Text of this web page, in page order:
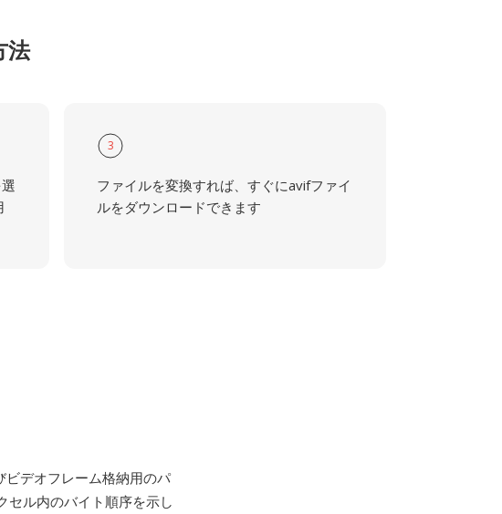
法
3
ファイルを変換すれば、すぐにavifファイ
ルをダウンロードできます
デオフレーム格納用のパ
セル内のバイト順序を示し